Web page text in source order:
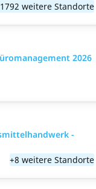
weitere Standorte
2026
-
+8 weitere Standorte